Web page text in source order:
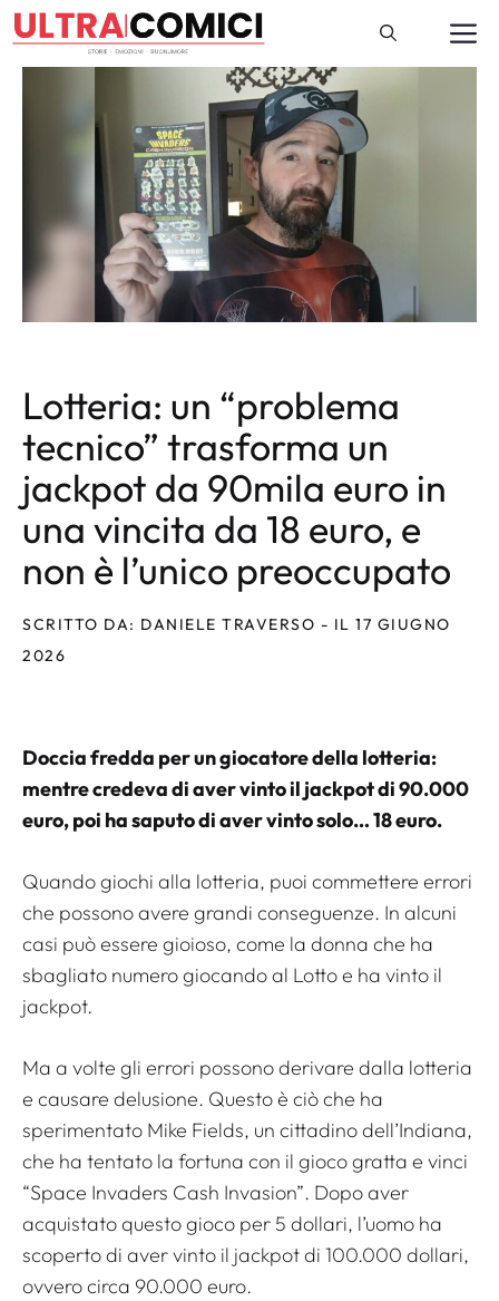
Vai
al
Lotteria: un “problema
tecnico” trasforma un
jackpot da 90mila euro in
una vincita da 18 euro, e
non è l’unico preoccupato
SCRITTO DA: DANIELE TRAVERSO - IL 17 GIUGNO
2026
Doccia fredda per un giocatore della lotteria:
mentre credeva di aver vinto il jackpot di 90.000
euro, poi ha saputo di aver vinto solo… 18 euro.
Quando giochi alla lotteria, puoi commettere errori
che possono avere grandi conseguenze. In alcuni
casi può essere gioioso, come la donna che ha
sbagliato numero giocando al Lotto e ha vinto il
jackpot.
Ma a volte gli errori possono derivare dalla lotteria
e causare delusione. Questo è ciò che ha
sperimentato Mike Fields, un cittadino dell’Indiana,
che ha tentato la fortuna con il gioco gratta e vinci
“Space Invaders Cash Invasion”. Dopo aver
acquistato questo gioco per 5 dollari, l’uomo ha
scoperto di aver vinto il jackpot di 100.000 dollari,
ovvero circa 90.000 euro.